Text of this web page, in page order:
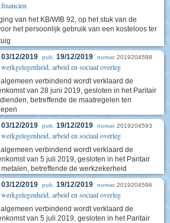
van het KB/WIB 92, op het stuk van de
het persoonlijk gebruik van een kosteloos ter
03/12/2019 pub. 19/12/2019 numac 2019204588
arbeid en sociaal overleg
verbindend wordt verklaard de
van 28 juni 2019, gesloten in het Paritair
betreffende de maatregelen ten
03/12/2019 pub. 19/12/2019 numac 2019204593
arbeid en sociaal overleg
verbindend wordt verklaard de
van 5 juli 2019, gesloten in het Paritair
betreffende de werkzekerheid
03/12/2019 pub. 19/12/2019 numac 2019204596
arbeid en sociaal overleg
verbindend wordt verklaard de
van 5 juli 2019, gesloten in het Paritair